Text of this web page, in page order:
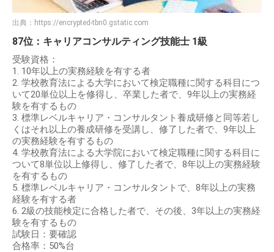
出典： https://encrypted-tbn0.gstatic.com
87位：キャリアコンサルティング技能士 1級
受験資格：
1. 10年以上の実務経験を有する者
2. 学校教育法による大学において検定職種に関する科目につ
いて20単位以上を修得し、卒業した者で、9年以上の実務経
験を有するもの
3. 標準レベルキャリア・コンサルタント養成研修と同等若し
くはそれ以上の養成研修を受講し、修了した者で、9年以上
の実務経験を有するもの
4. 学校教育法による大学院において検定職種に関する科目に
ついて8単位以上修得し、修了した者で、8年以上の実務経験
を有するもの
5. 標準レベルキャリア・コンサルタントで、8年以上の実務
経験を有する者
6. 2級の技能検定に合格した者で、その後、3年以上の実務経
験を有するもの
試験日：要確認
合格率：50%台